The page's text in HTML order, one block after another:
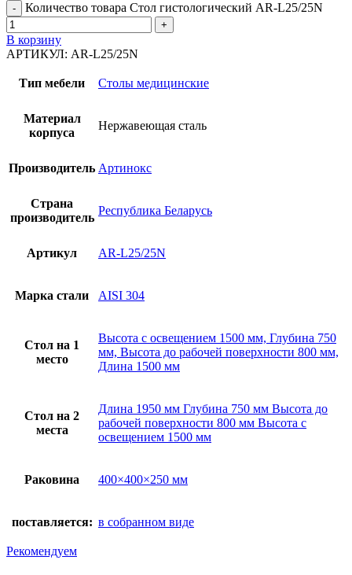
Количество товара Стол гистологический AR-L25/25N
В корзину
АРТИКУЛ: AR-L25/25N
Тип мебели Столы медицинские
Материал
корпуса
Нержавеющая сталь
Производитель Артинокс
Страна
производитель
Республика Беларусь
Артикул AR-L25/25N
Марка стали AISI 304
Стол на 1
место
Высота с освещением 1500 мм, Глубина 750
мм, Высота до рабочей поверхности 800 мм,
Длина 1500 мм
Стол на 2
места
Длина 1950 мм Глубина 750 мм Высота до
рабочей поверхности 800 мм Высота с
освещением 1500 мм
Раковина 400×400×250 мм
поставляется: в собранном виде
Рекомендуем